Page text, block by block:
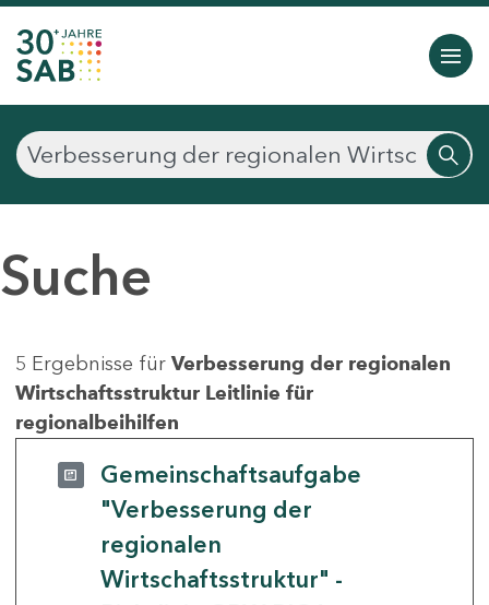
Suche
5 Ergebnisse für Verbesserung der regionalen
Wirtschaftsstruktur Leitlinie für
regionalbeihilfen
Gemeinschaftsaufgabe
"Verbesserung der
regionalen
Wirtschaftsstruktur" -